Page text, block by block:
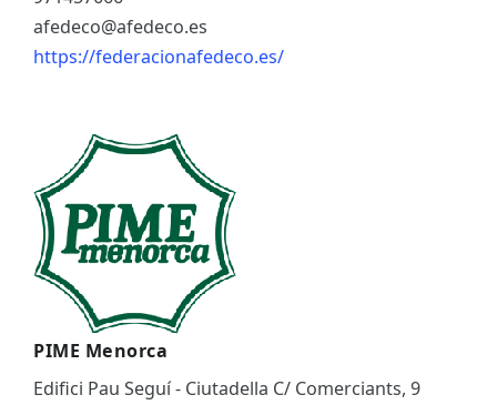
afedeco@afedeco.es
https://federacionafedeco.es/
PIME Menorca
Edifici Pau Seguí - Ciutadella C/ Comerciants, 9